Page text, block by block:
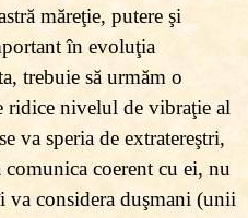
măreţie, putere şi
în evoluţia
trebuie să urmăm o
ridice nivelul de vibraţie al
va speria de extratereştri,
coerent cu ei, nu
va considera duşmani (unii